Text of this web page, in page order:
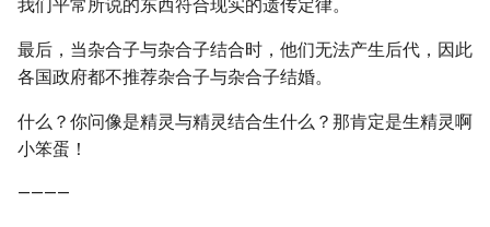
我们平常所说的东西符合现实的遗传定律。
最后，当杂合子与杂合子结合时，他们无法产生后代，因此
各国政府都不推荐杂合子与杂合子结婚。
什么？你问像是精灵与精灵结合生什么？那肯定是生精灵啊
小笨蛋！
————